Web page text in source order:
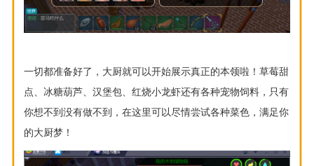
一切都准备好了，大厨就可以开始展示真正的本领啦！草莓甜
点、冰糖葫芦、汉堡包、红烧小龙虾还有各种宠物饲料，只有
你想不到没有做不到，在这里可以尽情尝试各种菜色，满足你
的大厨梦！